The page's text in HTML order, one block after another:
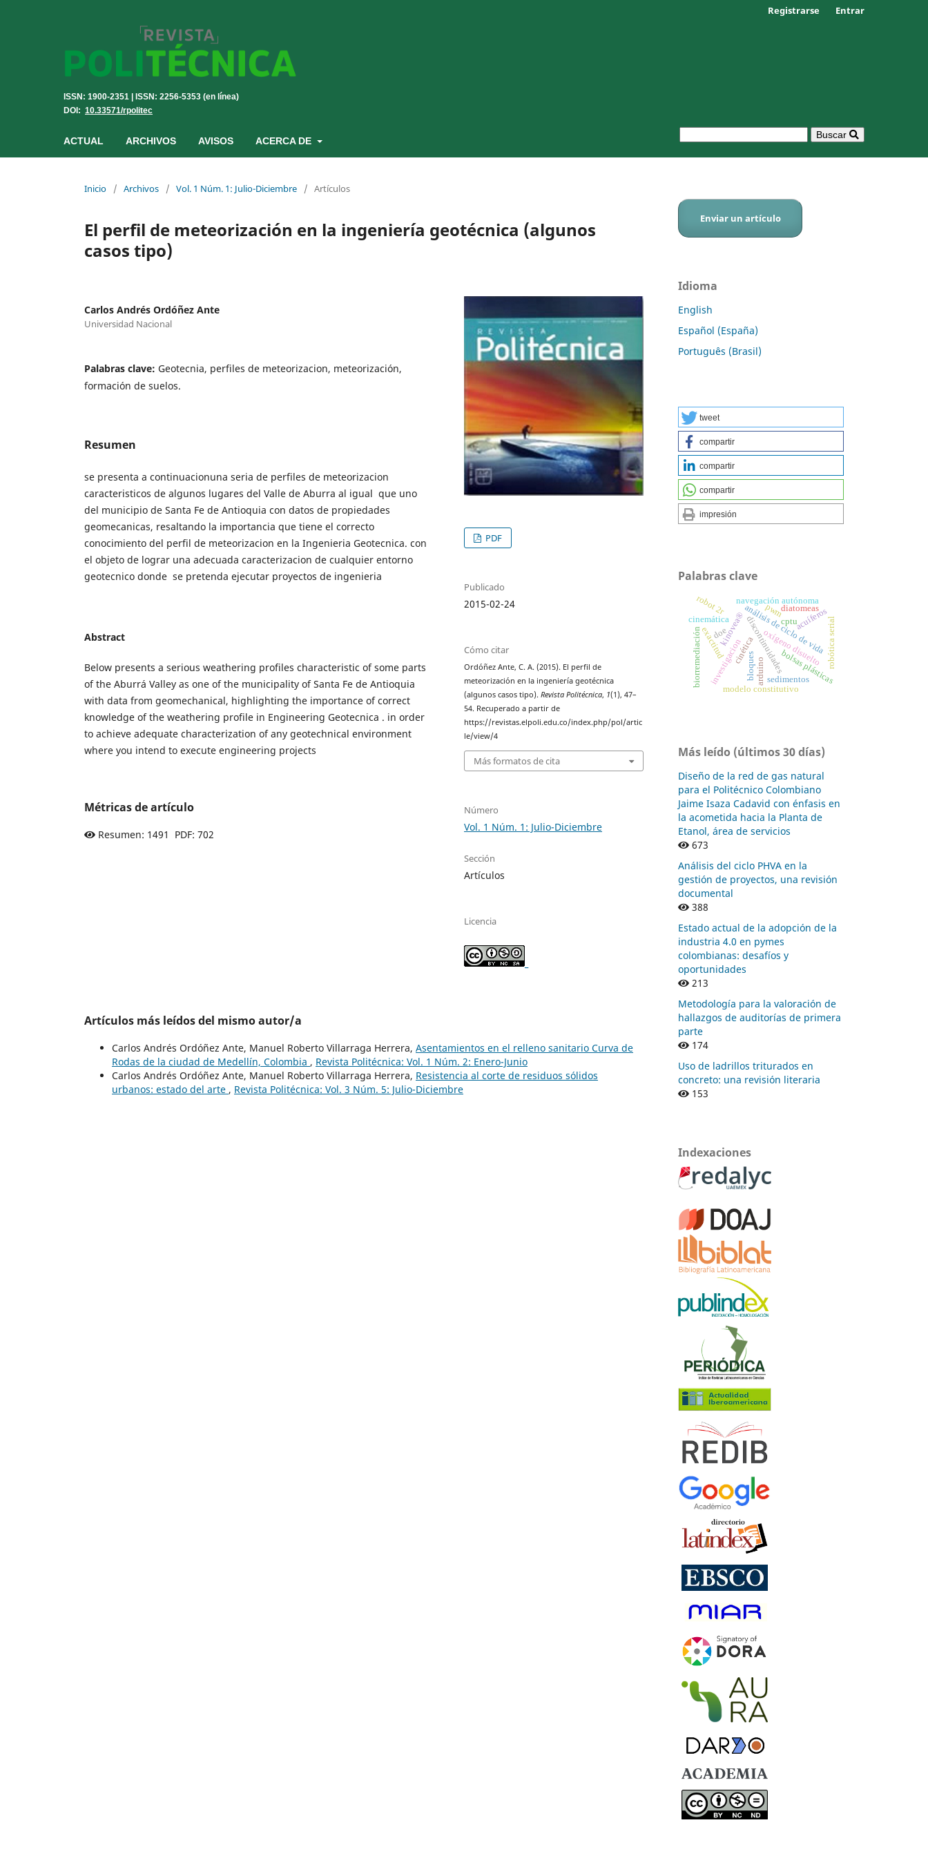
ISSN: 1900-2351 | ISSN: 2256-5353 (en línea)
DOI: 10.33571/rpolitec
ACTUAL ARCHIVOS AVISOS ACERCA DE
Buscar
Registrarse Entrar
Inicio / Archivos / Vol. 1 Núm. 1: Julio-Diciembre / Artículos
El perfil de meteorización en la ingeniería geotécnica (algunos
casos tipo)
Carlos Andrés Ordóñez Ante
Universidad Nacional
Palabras clave: Geotecnia, perfiles de meteorizacion, meteorización,
formación de suelos.
Resumen
se presenta a continuacionuna seria de perfiles de meteorizacion
caracteristicos de algunos lugares del Valle de Aburra al igual que uno
del municipio de Santa Fe de Antioquia con datos de propiedades
geomecanicas, resaltando la importancia que tiene el correcto
conocimiento del perfil de meteorizacion en la Ingenieria Geotecnica. con
el objeto de lograr una adecuada caracterizacion de cualquier entorno
geotecnico donde se pretenda ejecutar proyectos de ingenieria
Abstract
Below presents a serious weathering profiles characteristic of some parts
of the Aburrá Valley as one of the municipality of Santa Fe de Antioquia
with data from geomechanical, highlighting the importance of correct
knowledge of the weathering profile in Engineering Geotecnica . in order
to achieve adequate characterization of any geotechnical environment
where you intend to execute engineering projects
Métricas de artículo
Resumen: 1491 PDF: 702
PDF
Publicado
2015-02-24
Cómo citar
Ordóñez Ante, C. A. (2015). El perfil de
meteorización en la ingeniería geotécnica
(algunos casos tipo).Revista Politécnica, 1(1), 47–
54. Recuperado a partir de
https://revistas.elpoli.edu.co/index.php/pol/artic
le/view/4
Más formatos de cita
Número
Vol. 1 Núm. 1: Julio-Diciembre
Sección
Artículos
Licencia
Artículos más leídos del mismo autor/a
Carlos Andrés Ordóñez Ante, Manuel Roberto Villarraga Herrera, Asentamientos en el relleno sanitario Curva de
Rodas de la ciudad de Medellín, Colombia , Revista Politécnica: Vol. 1 Núm. 2: Enero-Junio
Carlos Andrés Ordóñez Ante, Manuel Roberto Villarraga Herrera, Resistencia al corte de residuos sólidos
urbanos: estado del arte , Revista Politécnica: Vol. 3 Núm. 5: Julio-Diciembre
Enviar un artículo
Idioma
English
Español (España)
Português (Brasil)
tweet
compartir
compartir
compartir
impresión
Palabras clave
investigacion arduino
análisis de ciclo de vida
discontinuidades
navegación autónoma
cptu
modelo constitutivo
exactitud oxígeno disuelto
sedimentos
kinovea®
cinemática
cinética bolsas plásticas
acuíferos
biorremediación bloques
doe robótica serial
robot 2r pwmdiatomeas
Más leído (últimos 30 días)
Diseño de la red de gas natural
para el Politécnico Colombiano
Jaime Isaza Cadavid con énfasis en
la acometida hacia la Planta de
Etanol, área de servicios
673
Análisis del ciclo PHVA en la
gestión de proyectos, una revisión
documental
388
Estado actual de la adopción de la
industria 4.0 en pymes
colombianas: desafíos y
oportunidades
213
Metodología para la valoración de
hallazgos de auditorías de primera
parte
174
Uso de ladrillos triturados en
concreto: una revisión literaria
153
Indexaciones